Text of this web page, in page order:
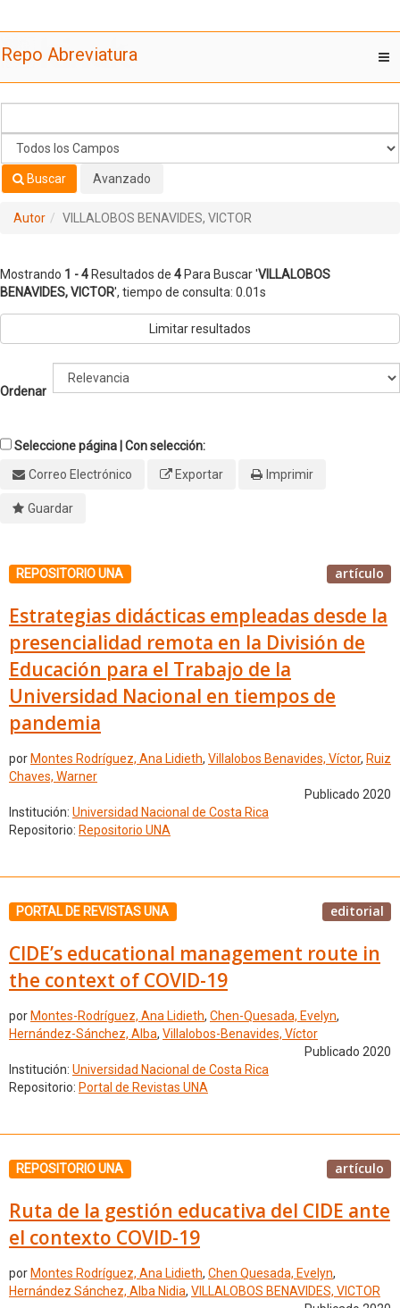
BENAVIDES, VICTOR'
Repo Abreviatura
Buscar Avanzado
Autor VILLALOBOS BENAVIDES, VICTOR
Mostrando 1 - 4 Resultados de 4 Para Buscar 'VILLALOBOS
BENAVIDES, VICTOR', tiempo de consulta: 0.01s
Limitar resultados
Ordenar
Seleccione página | Con selección:
Correo Electrónico
Exportar Imprimir
Guardar
REPOSITORIO UNA artículo
Estrategias didácticas empleadas desde la
presencialidad remota en la División de
Educación para el Trabajo de la
Universidad Nacional en tiempos de
pandemia
por Montes Rodríguez, Ana Lidieth, Villalobos Benavides, Víctor, Ruiz
Chaves, Warner
Publicado 2020
Institución: Universidad Nacional de Costa Rica
Repositorio: Repositorio UNA
PORTAL DE REVISTAS UNA editorial
CIDE’s educational management route in
the context of COVID-19
por Montes-Rodríguez, Ana Lidieth, Chen-Quesada, Evelyn,
Hernández-Sánchez, Alba, Villalobos-Benavides, Víctor
Publicado 2020
Institución: Universidad Nacional de Costa Rica
Repositorio: Portal de Revistas UNA
REPOSITORIO UNA artículo
Ruta de la gestión educativa del CIDE ante
el contexto COVID-19
por Montes Rodríguez, Ana Lidieth, Chen Quesada, Evelyn,
Hernández Sánchez, Alba Nidia, VILLALOBOS BENAVIDES, VICTOR